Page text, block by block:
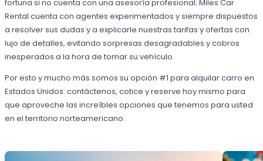
fortuna si no cuenta con una asesoría profesional; Miles Car
Rental cuenta con agentes experimentados y siempre dispuestos
a resolver sus dudas y a explicarle nuestras tarifas y ofertas con
lujo de detalles, evitando sorpresas desagradables y cobros
inesperados a la hora de tomar su vehículo.
Por esto y mucho más somos su opción #1 para alquilar carro en
Estados Unidos: contáctenos, cotice y reserve hoy mismo para
que aproveche las increíbles opciones que tenemos para usted
en el territorio norteamericano.